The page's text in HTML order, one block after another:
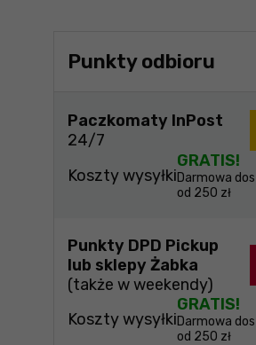
Punkty odbioru
Paczkomaty InPost
24/7
Koszty wysyłki
GRATIS!
Darmowa
od 250 zł
Punkty DPD Pickup
lub sklepy Żabka
(także w weekendy)
Koszty wysyłki
GRATIS!
Darmowa
od 250 zł